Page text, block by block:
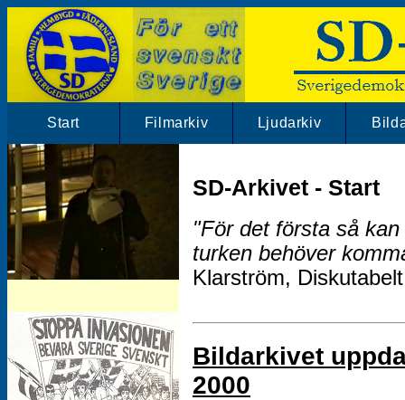
Start Filmarkiv Ljudarkiv
SD-Arkivet - Start
"För det första så
turken behöver
Klarström,
Bildarkivet
2000